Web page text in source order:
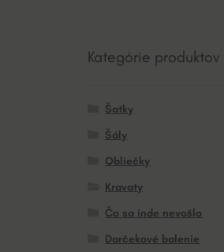
Kategórie produktov
Šatky
Šály
Obliečky
Kravaty
Čo sa inde nevošlo
Darčekové balenie